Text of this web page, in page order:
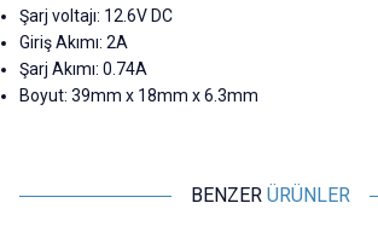
Şarj voltajı: 12.6V DC
Giriş Akımı: 2A
Şarj Akımı: 0.74A
Boyut: 39mm x 18mm x 6.3mm
BENZER ÜRÜNLER